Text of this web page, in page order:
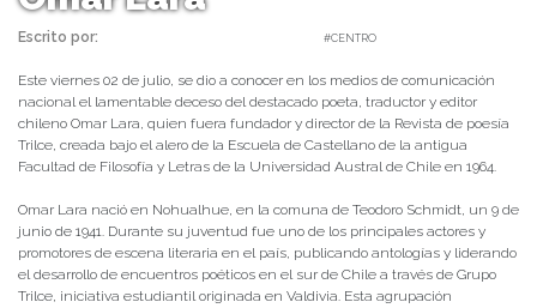
Escrito por: #CENTRO
Este viernes 02 de julio, se dio a conocer en los medios de comunicación
nacional el lamentable deceso del destacado poeta, traductor y editor
chileno Omar Lara, quien fuera fundador y director de la Revista de poesía
Trilce, creada bajo el alero de la Escuela de Castellano de la antigua
Facultad de Filosofía y Letras de la Universidad Austral de Chile en 1964.
Omar Lara nació en Nohualhue, en la comuna de Teodoro Schmidt, un 9 de
junio de 1941. Durante su juventud fue uno de los principales actores y
promotores de escena literaria en el país, publicando antologías y liderando
el desarrollo de encuentros poéticos en el sur de Chile a través de Grupo
Trilce, iniciativa estudiantil originada en Valdivia. Esta agrupación